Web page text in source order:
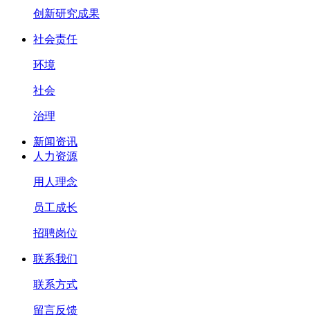
创新研究成果
社会责任
环境
社会
治理
新闻资讯
人力资源
用人理念
员工成长
招聘岗位
联系我们
联系方式
留言反馈